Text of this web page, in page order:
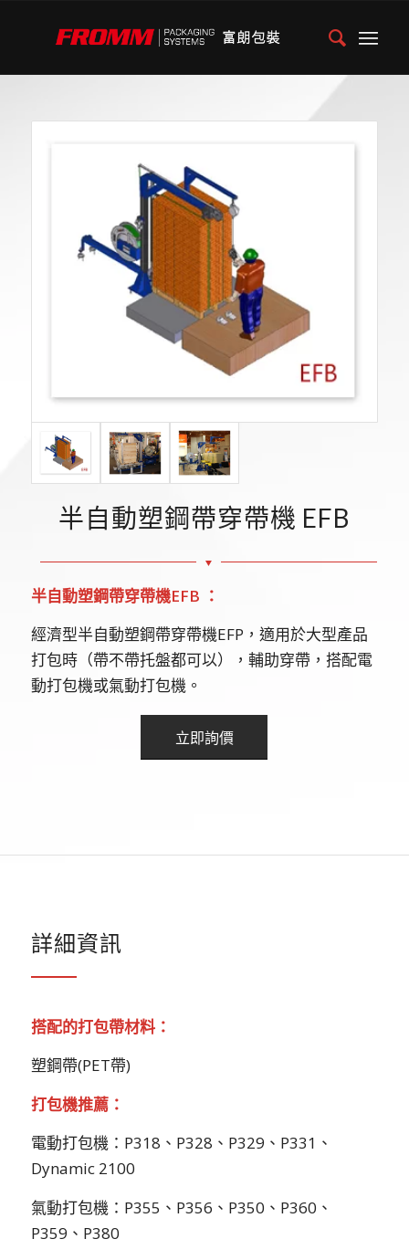
半自動塑鋼帶穿帶機 EFB
半自動塑鋼帶穿帶機EFB ：
經濟型半自動塑鋼帶穿帶機EFP，適用於大型產品
打包時（帶不帶托盤都可以），輔助穿帶，搭配電
動打包機或氣動打包機。
立即詢價
詳細資訊
搭配的打包帶材料：
塑鋼帶(PET帶)
打包機推薦：
電動打包機：P318、P328、P329、P331 、
Dynamic 2100
氣動打包機：P355、P356、P350、P360、
P359、P380